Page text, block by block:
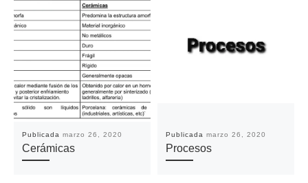
Publicada marzo 26, 2020
Cerámicas
Publicada marzo 26, 2020
Procesos